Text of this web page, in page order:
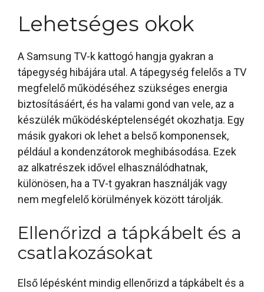
Lehetséges okok
A Samsung TV-k kattogó hangja gyakran a
tápegység hibájára utal. A tápegység felelős a TV
megfelelő működéséhez szükséges energia
biztosításáért, és ha valami gond van vele, az a
készülék működésképtelenségét okozhatja. Egy
másik gyakori ok lehet a belső komponensek,
például a kondenzátorok meghibásodása. Ezek
az alkatrészek idővel elhasználódhatnak,
különösen, ha a TV-t gyakran használják vagy
nem megfelelő körülmények között tárolják.
Ellenőrizd a tápkábelt és a
csatlakozásokat
Első lépésként mindig ellenőrizd a tápkábelt és a